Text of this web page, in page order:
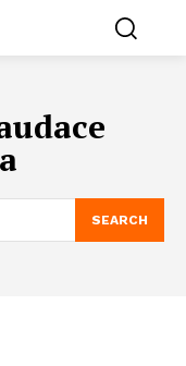
SEARCH